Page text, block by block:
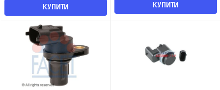
КУПИТИ КУПИТИ